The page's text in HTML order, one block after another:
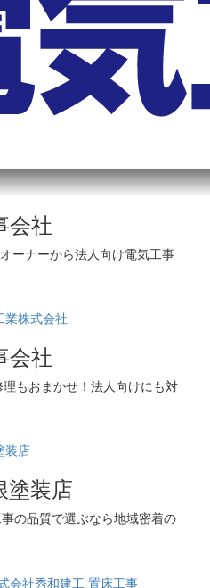
会社
ーナーから法人向け電気工事
会社
もおまかせ！法人向けにも対
塗装店
の品質で選ぶなら地域密着の